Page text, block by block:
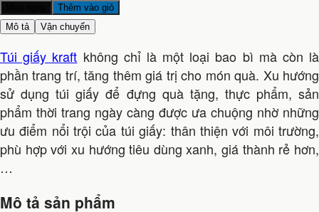
Thêm vào giỏ
Mô tả
Vận chuyển
Túi giấy kraft không chỉ là một loại bao bì mà còn là
phần trang trí, tăng thêm giá trị cho món quà. Xu hướng
sử dụng túi giấy để đựng quà tặng, thực phẩm, sản
phẩm thời trang ngày càng được ưa chuộng nhờ những
ưu điểm nổi trội của túi giấy: thân thiện với môi trường,
phù hợp với xu hướng tiêu dùng xanh, giá thành rẻ hơn,
…
Mô tả sản phẩm